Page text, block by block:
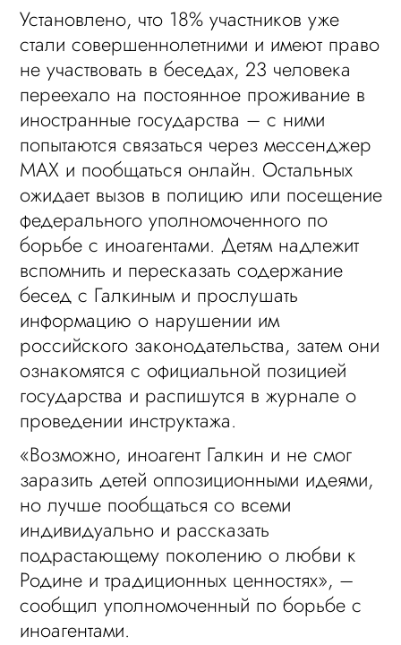
Установлено, что 18% участников уже
стали совершеннолетними и имеют право
не участвовать в беседах, 23 человека
переехало на постоянное проживание в
иностранные государства – с ними
попытаются связаться через мессенджер
MAX и пообщаться онлайн. Остальных
ожидает вызов в полицию или посещение
федерального уполномоченного по
борьбе с иноагентами. Детям надлежит
вспомнить и пересказать содержание
бесед с Галкиным и прослушать
информацию о нарушении им
российского законодательства, затем они
ознакомятся с официальной позицией
государства и распишутся в журнале о
проведении инструктажа.
«Возможно, иноагент Галкин и не смог
заразить детей оппозиционными идеями,
но лучше пообщаться со всеми
индивидуально и рассказать
подрастающему поколению о любви к
Родине и традиционных ценностях», –
сообщил уполномоченный по борьбе с
иноагентами.